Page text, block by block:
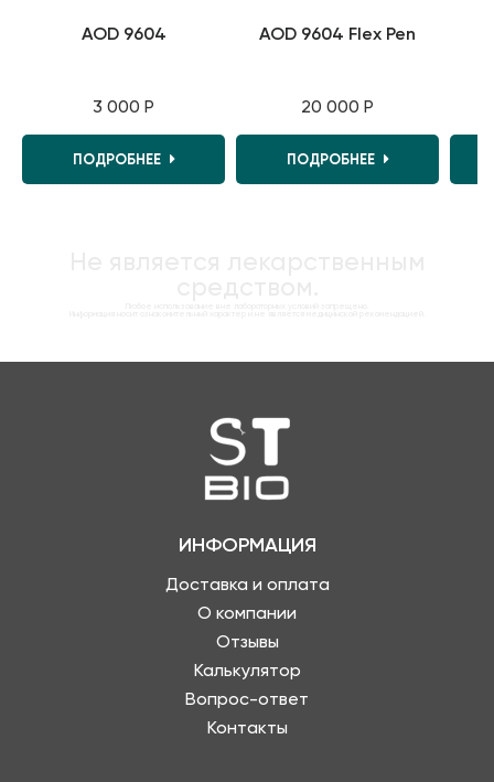
AOD 9604
3 000 Р
ПОДРОБНЕЕ
AOD 9604 Flex Pen
20 000 Р
ПОДРОБНЕЕ
ИНФОРМАЦИЯ
Доставка и оплата
О компании
Отзывы
Калькулятор
Вопрос-ответ
Контакты